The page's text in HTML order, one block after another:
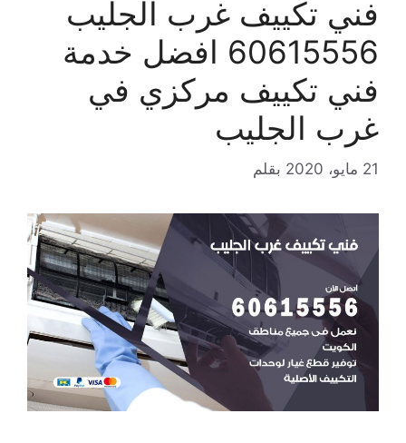
فني تكييف غرب الجليب
60615556 افضل خدمة
فني تكييف مركزي في
غرب الجليب
21 مايو، 2020 بقلم